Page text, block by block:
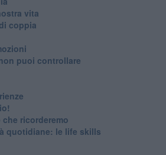
vita
coppia
puoi controllare
ricorderemo
quotidiane: le life skills